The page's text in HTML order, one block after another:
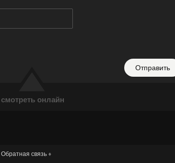
смотреть онлайн
Отправить
Обратная связь ♦